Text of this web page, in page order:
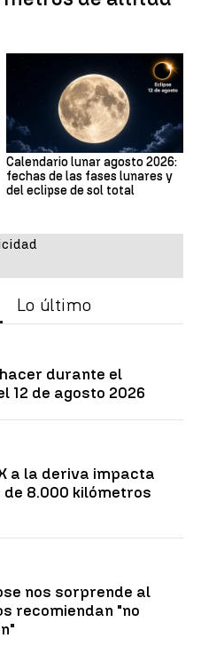
Calendario lunar agosto 2026:
fechas de las fases lunares y
del eclipse de sol total
Lo último
durante el
12 de agosto 2026
a la deriva impacta
8.000 kilómetros
nos sorprende al
recomiendan "no